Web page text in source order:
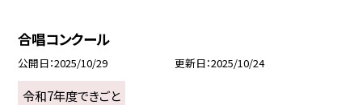
合唱コンクール
公開日 2025/10/29 更新日 2025/10/24
令和7年度できごと